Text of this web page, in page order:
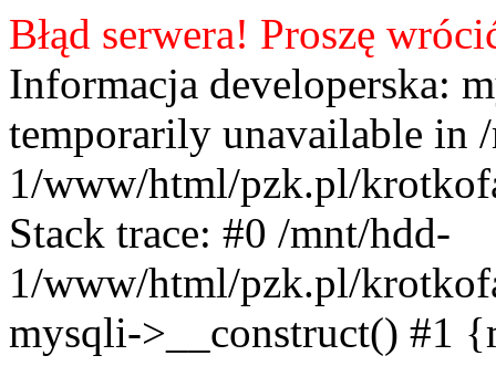
Błąd serwera! Proszę
Informacja developerska:
temporarily unavailable in
1/www/html/pzk.pl/
Stack trace: #0 /mnt/hdd-
1/www/html/pzk.pl/
mysqli->__construct() #1